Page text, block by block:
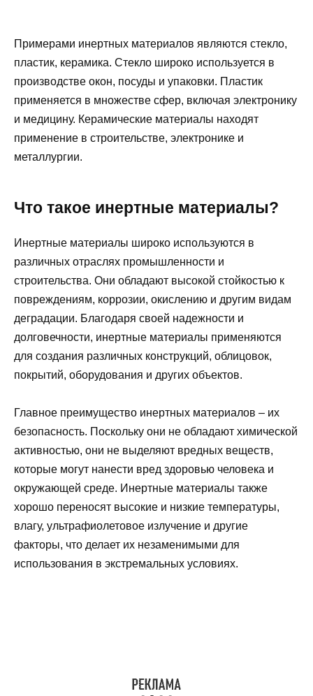
Примерами инертных материалов являются стекло,
пластик, керамика. Стекло широко используется в
производстве окон, посуды и упаковки. Пластик
применяется в множестве сфер, включая электронику
и медицину. Керамические материалы находят
применение в строительстве, электронике и
металлургии.
Что такое инертные материалы?
Инертные материалы широко используются в
различных отраслях промышленности и
строительства. Они обладают высокой стойкостью к
повреждениям, коррозии, окислению и другим видам
деградации. Благодаря своей надежности и
долговечности, инертные материалы применяются
для создания различных конструкций, облицовок,
покрытий, оборудования и других объектов.
Главное преимущество инертных материалов – их
безопасность. Поскольку они не обладают химической
активностью, они не выделяют вредных веществ,
которые могут нанести вред здоровью человека и
окружающей среде. Инертные материалы также
хорошо переносят высокие и низкие температуры,
влагу, ультрафиолетовое излучение и другие
факторы, что делает их незаменимыми для
использования в экстремальных условиях.